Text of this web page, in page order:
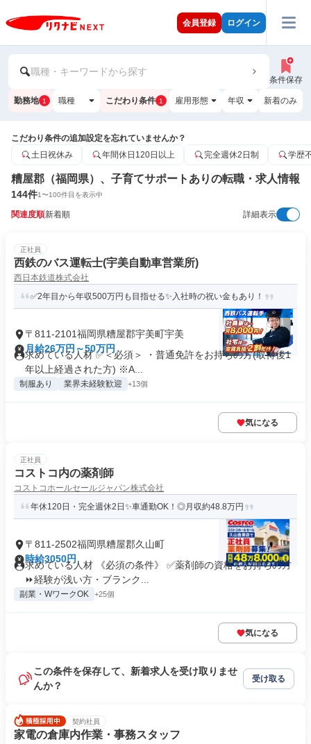
会員登録 ログイン
職種・キーワードから探す
条件保存
勤務地 1 職種 こだわり条件 1 雇用形態 年収 新着のみ
こだわり条件の追加設定を忘れていませんか？
土日祝休み
年間休日120日以上 完全週休2日制 学歴
糟屋郡（福岡県）、子育てサポートありの転職・求人情報
144件1〜100件目を表示中
関連度順新着順 詳細表示
正社員
西鉄のバス運転士(宇美自動車営業所)
西日本鉄道株式会社
✅2年目から年収500万円も目指せる✨入社時の祝い金もあり！
〒811-2101福岡県糟屋郡宇美町宇美
月給26万円～50万円
求めている人材 ✅＜必須＞ ・普通免許をお持ちの方(取得後1
年以上経過された方) ※A...
制服あり 業界未経験歓迎 +13個
気になる
正社員
コストコ内の薬剤師
コストコホールセールジャパン株式会社
年休120日・完全週休2日✨車通勤OK！◎月収約48.8万円
〒811-2502福岡県糟屋郡久山町
時給3050円
求めている人材 《必須の条件》 ✅薬剤師の資格をお持ちの方
⏩経験が浅い方・ブランク...
副業・WワークOK +25個
気になる
この条件を保存して、新着求人を受け取りませ
んか？
受け取る
契約社員
家電の倉庫内作業・事務スタッフ